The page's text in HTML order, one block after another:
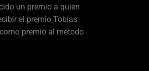
un premio a quien
el premio Tobías
premio al método